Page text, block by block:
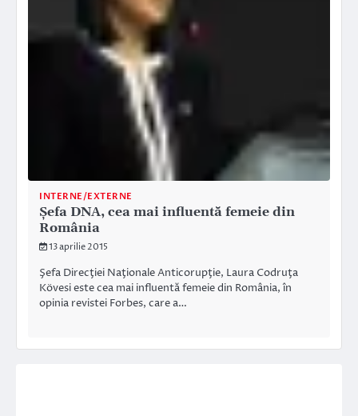
INTERNE/EXTERNE
Șefa DNA, cea mai influentă femeie din
România
13 aprilie 2015
Şefa Direcţiei Naţionale Anticorupţie, Laura Codruţa
Kövesi este cea mai influentă femeie din România, în
opinia revistei Forbes, care a…